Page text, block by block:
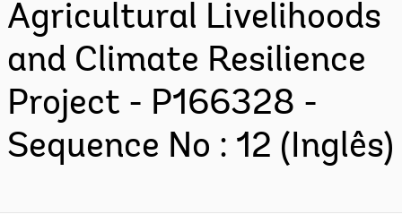
Agricultural Livelihoods
and Climate Resilience
Project - P166328 -
Sequence No : 12 (Inglês)